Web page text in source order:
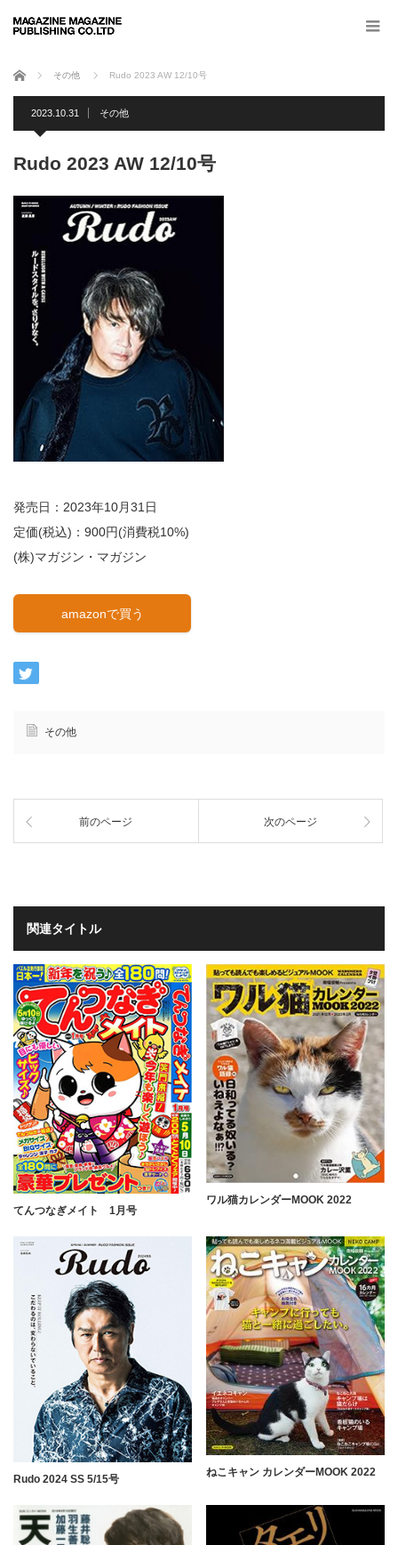
ホーム その他 Rudo 2023 AW 12/10号
2023.10.31 その他
Rudo 2023 AW 12/10号
発売日：2023年10月31日
定価(税込)：900円(消費税10%)
(株)マガジン・マガジン
amazonで買う
その他
前のページ 次のページ
関連タイトル
てんつなぎメイト 1月号
ワル猫カレンダーMOOK 2022
Rudo 2024 SS 5/15号
ねこキャン カレンダーMOOK 2022